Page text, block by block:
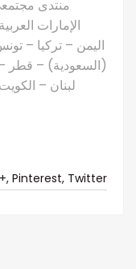
منتدى
الإمارات
اليمن – تركيا –
(السعودية) – قطر
لبنان –
Pinterest, Twitter